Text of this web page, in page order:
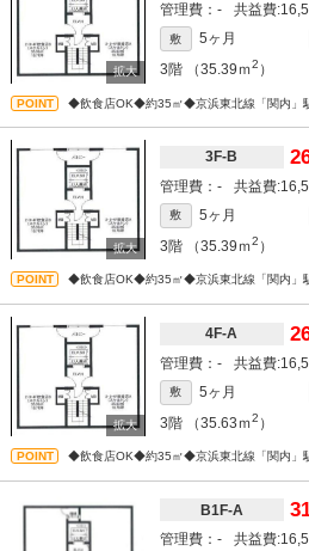
-
敷 5ヶ月
3階
（35.39ｍ2 ）
◆飲食店OK◆約35㎡◆京浜東北線「関内」
3F-B
-
敷 5ヶ月
3階
（35.39ｍ2 ）
◆飲食店OK◆約35㎡◆京浜東北線「関内」
4F-A
-
敷 5ヶ月
3階
（35.63ｍ2 ）
◆飲食店OK◆約35㎡◆京浜東北線「関内」
B1F-A
-